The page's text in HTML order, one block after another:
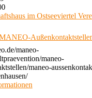
im Ostseeviertel
maneo-
maneo-
maneo-